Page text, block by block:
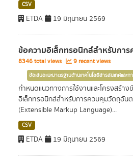
CSV
ETDA 19 มิถุนายน 2569
ข้อความอิเล็กทรอนิกส์สำหรับกา
8346 total views 9 recent views
ข้อเสนอแนะมาตรฐานด้านเทคโนโลยีสารสนเทศและ
กำหนดแนวทางการใช้งานและโครงสร้า
อิเล็กทรอนิกส์สำหรับการควบคุมวัตถุอัน
(Extensible Markup Language)...
CSV
ETDA 19 มิถุนายน 2569